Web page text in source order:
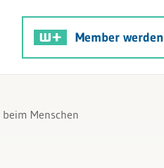
Member werden
Menschen